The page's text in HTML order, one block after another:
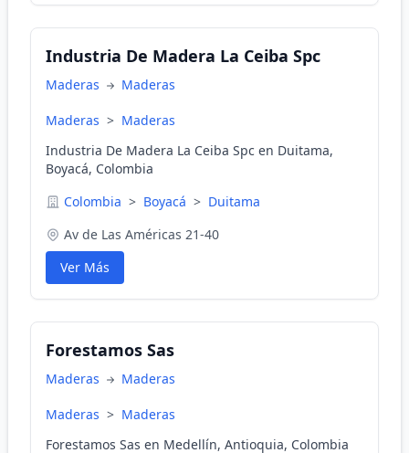
Industria De Madera La Ceiba Spc
Maderas Maderas
Maderas > Maderas
Industria De Madera La Ceiba Spc en Duitama,
Boyacá, Colombia
Colombia > Boyacá > Duitama
Av de Las Américas 21-40
Ver Más
Forestamos Sas
Maderas Maderas
Maderas > Maderas
Forestamos Sas en Medellín, Antioquia, Colombia